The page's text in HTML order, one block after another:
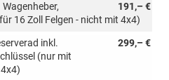
191,– €
16 Zoll Felgen - nicht mit 4x4)
299,– €
inkl.
(nur mit